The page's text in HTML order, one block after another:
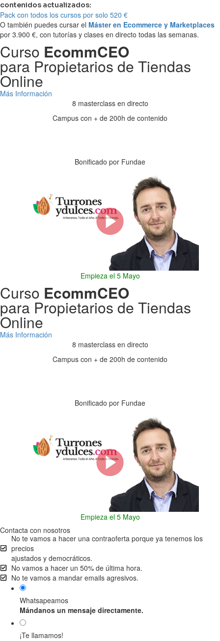
contenidos actualizados:
Pack con todos los cursos por solo 520 €
O también puedes cursar el Máster en Ecommerce y Marketplaces
por 3.900 €, con tutorías y clases en directo todas las semanas.
Curso EcommCEO
para Propietarios de Tiendas
Online
Más Información
8 masterclass en directo
Campus con + de 200h de contenido
Bonificado por Fundae
Empieza el 5 Mayo
Curso EcommCEO
para Propietarios de Tiendas
Online
Más Información
8 masterclass en directo
Campus con + de 200h de contenido
Bonificado por Fundae
Empieza el 5 Mayo
Contacta con nosotros
No te vamos a hacer una contraoferta porque ya tenemos los
precios
ajustados y democráticos.
No vamos a hacer un 50% de última hora.
No te vamos a mandar emails agresivos.
Whatsapeamos
Mándanos un mensaje directamente.
¡Te llamamos!